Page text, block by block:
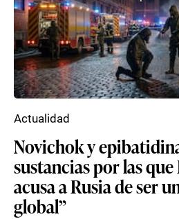
Novichok y
sustancias por las
acusa a Rusia de ser
global”
Actualidad